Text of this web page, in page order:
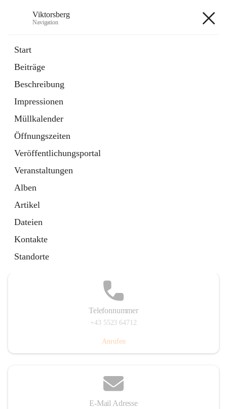
Viktorsberg
Navigation
Start
Beiträge
Beschreibung
Impressionen
Müllkalender
Öffnungszeiten
Veröffentlichungsportal
Veranstaltungen
Alben
Artikel
Dateien
Kontakte
Standorte
1 Schnellzugriff
Bürgerservice
10 Schnellzugriffe
Telefonnummer
+43 5523 64712
Anrufen
E-Mail Adresse